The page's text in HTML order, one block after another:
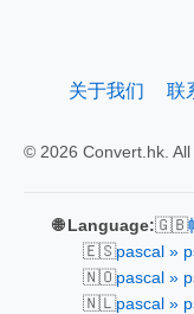
关于我们 联
© 2026 Convert.hk. All
🌐 Language:🇬🇧
🇪🇸pascal »
🇳🇴pascal »
🇳🇱pascal »